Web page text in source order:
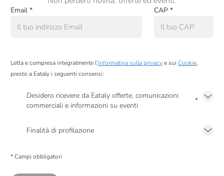
Email * CAP *
Letta e compresa integralmente l’Informativa sulla privacye sui Cookie,
presto a Eataly i seguenti consensi:
Desidero ricevere da Eataly offerte, comunicazioni
commerciali e informazioni su eventi
*
Finalità di profilazione
comunicazioni commerciali personalizzate, in caso di consenso prestato ai
* Campi obbligatori